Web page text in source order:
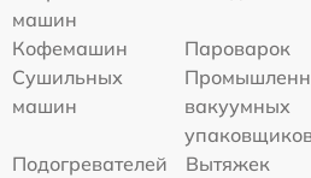
машин
Кофемашин
Пароварок
Сушильных
машин
вакуумных
Подогревателей
Вытяжек